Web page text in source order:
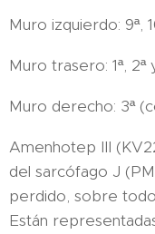
Muro izquierdo: 9ª,
Muro trasero: 1ª, 2ª
Muro derecho: 3ª
Amenhotep III
del sarcófago J
perdido, sobre
Están